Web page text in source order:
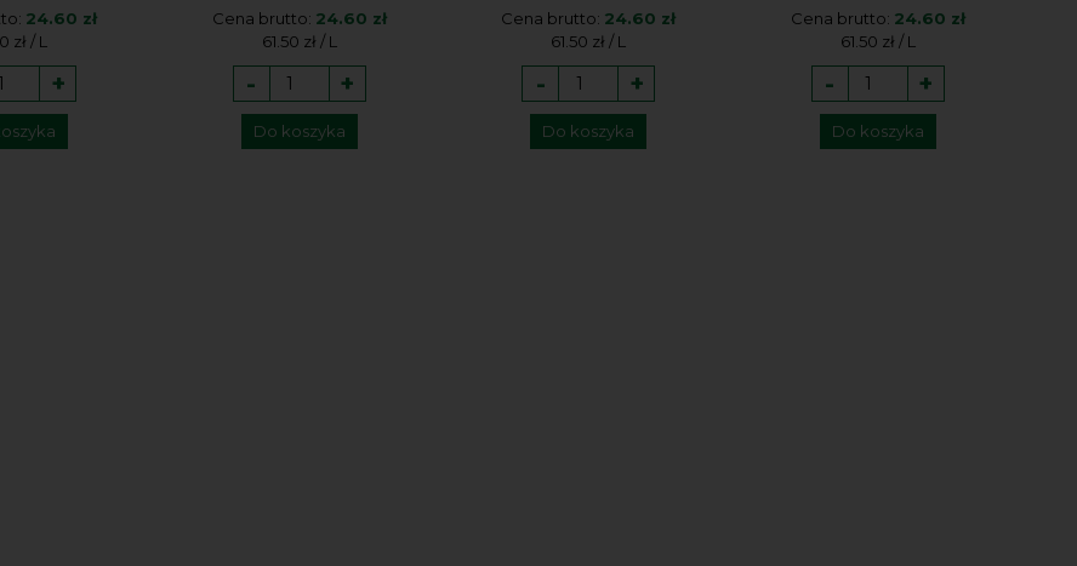
24.60 zł
zł / L
+
Cena brutto: 24.60 zł
61.50 zł / L
- +
Do koszyka
Cena brutto: 24.60 zł
61.50 zł / L
- +
Do koszyka
Cena brutto: 24.60 zł
61.50 zł / L
- +
Do koszyka